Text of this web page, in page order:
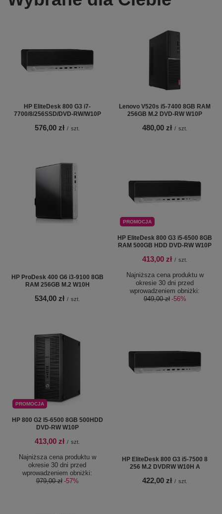
HP EliteDesk 800 G3 i7-
7700/8/256SSD/DVD-RW/W10P
576,00 zł / szt.
Lenovo V520s i5-7400 8GB RAM
256GB M.2 DVD-RW W10P
480,00 zł / szt.
HP ProDesk 400 G6 i3-9100 8GB
RAM 256GB M.2 W10H
534,00 zł / szt.
PROMOCJA
HP EliteDesk 800 G3 i5-6500 8GB
RAM 500GB HDD DVD-RW W10P
413,00 zł / szt.
Najniższa cena produktu w
okresie 30 dni przed
wprowadzeniem obniżki:
949,00 zł -56%
PROMOCJA
HP 800 G2 I5-6500 8GB 500HDD
DVD-RW W10P
413,00 zł / szt.
Najniższa cena produktu w
okresie 30 dni przed
wprowadzeniem obniżki:
979,00 zł -57%
HP EliteDesk 800 G3 i5-7500 8
256 M.2 DVDRW W10H A
422,00 zł / szt.